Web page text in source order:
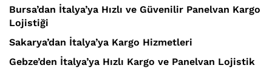
Bursa’dan İtalya’ya Hızlı ve Güvenilir Panelvan Kargo
Lojistiği
Sakarya’dan İtalya’ya Kargo Hizmetleri
Gebze’den İtalya’ya Hızlı Kargo ve Panelvan Lojistik